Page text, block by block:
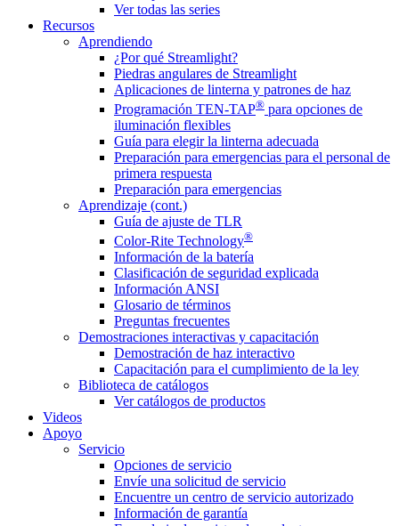
Ver todas las series
Recursos
Aprendiendo
¿Por qué Streamlight?
Piedras angulares de Streamlight
Aplicaciones de linterna y patrones de haz
Programación TEN-TAP® para opciones de
iluminación flexibles
Guía para elegir la linterna adecuada
Preparación para emergencias para el personal de
primera respuesta
Preparación para emergencias
Aprendizaje (cont.)
Guía de ajuste de TLR
Color-Rite Technology®
Información de la batería
Clasificación de seguridad explicada
Información ANSI
Glosario de términos
Preguntas frecuentes
Demostraciones interactivas y capacitación
Demostración de haz interactivo
Capacitación para el cumplimiento de la ley
Biblioteca de catálogos
Ver catálogos de productos
Videos
Apoyo
Servicio
Opciones de servicio
Envíe una solicitud de servicio
Encuentre un centro de servicio autorizado
Información de garantía